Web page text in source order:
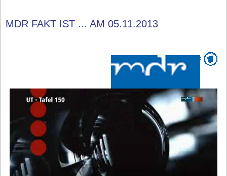
MDR FAKT IST ... AM 05.11.2013